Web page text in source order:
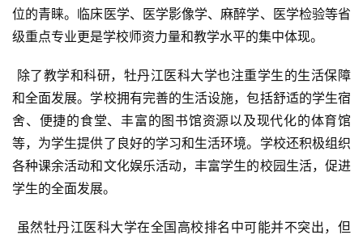
位的青睐。临床医学、医学影像学、麻醉学、医学检验等省
级重点专业更是学校师资力量和教学水平的集中体现。
和全面发展。学校拥有完善的生活设施，包括舒适的学生宿
舍、便捷的食堂、丰富的图书馆资源以及现代化的体育馆
等，为学生提供了良好的学习和生活环境。学校还积极组织
各种课余活动和文化娱乐活动，丰富学生的校园生活，促进
学生的全面发展。